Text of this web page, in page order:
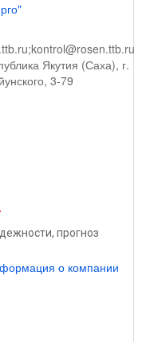
Якутия (Саха), г.
3-79
прогноз
о компании